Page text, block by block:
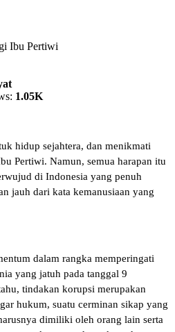
Ibu Pertiwi
1.05K
hidup sejahtera, dan menikmati
Pertiwi. Namun, semua harapan itu
di Indonesia yang penuh
jauh dari kata kemanusiaan yang
dalam rangka memperingati
yang jatuh pada tanggal 9
tindakan korupsi merupakan
hukum, suatu cerminan sikap yang
dimiliki oleh orang lain serta